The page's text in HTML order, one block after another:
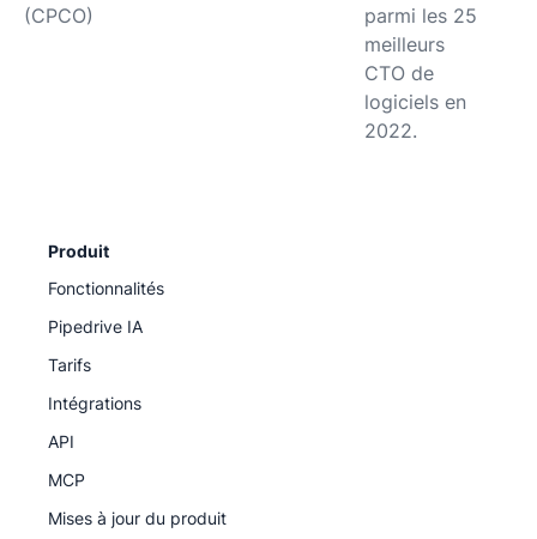
(CPCO)
parmi les 25
meilleurs
CTO de
logiciels en
2022.
Produit
Fonctionnalités
Pipedrive IA
Tarifs
Intégrations
API
MCP
Mises à jour du produit